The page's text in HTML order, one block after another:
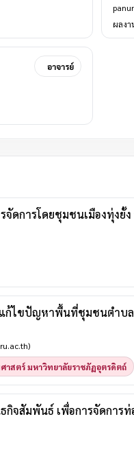
ผลง
อาจารย์
จัดการโดยชุมชนเมืองทุ่งยั้
ไขปัญหาพื้นที่ชุมชนตำบล
าสตร์ มหาวิทยาลัยราชภัฏอุตรดิตถ์
สัมพันธ์ เพื่อการจัดการ